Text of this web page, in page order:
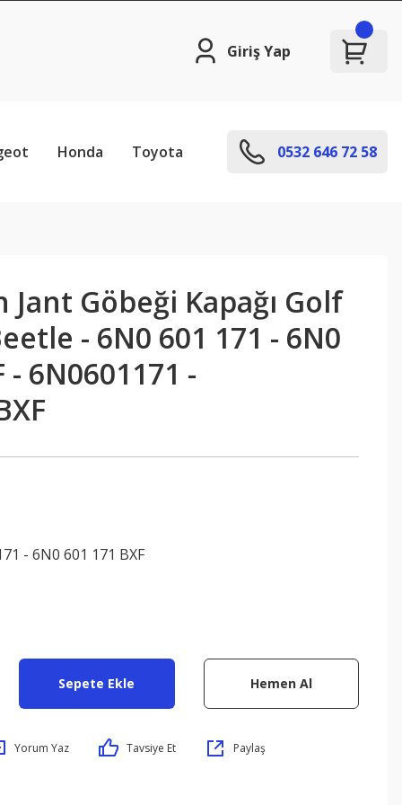
Giriş Yap
Honda Toyota 0532 646 72 58
Göbeği Kapağı Golf
- 6N0 601 171 - 6N0
- 6N0601171 -
- 6N0 601 171 BXF
Sepete Ekle Hemen Al
Yorum Yaz Tavsiye Et Paylaş